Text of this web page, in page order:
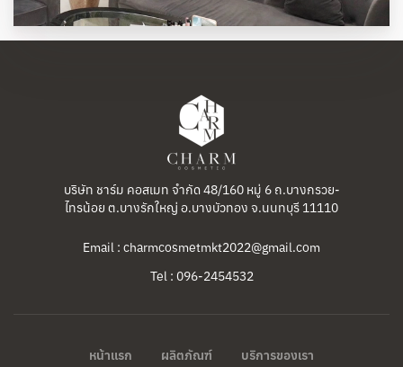
บริษัท ชาร์ม คอสเมท จำกัด 48/160 หมู่ 6 ถ.บางกรวย-
ไทรน้อย ต.บางรักใหญ่ อ.บางบัวทอง จ.นนทบุรี 11110
Email : charmcosmetmkt2022@gmail.com
Tel : 096-2454532
หน้าแรก ผลิตภัณฑ์ บริการของเรา